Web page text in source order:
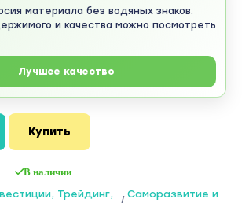
материала без водяных знаков.
и качества можно посмотреть
Лучшее качество
Купить
В наличии
Трейдинг,
/ Саморазвитие и